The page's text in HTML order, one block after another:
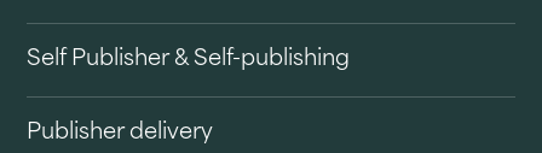
Self Publisher & Self-publishing
Publisher delivery